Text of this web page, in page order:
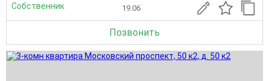
Собственник 19.06
Позвонить